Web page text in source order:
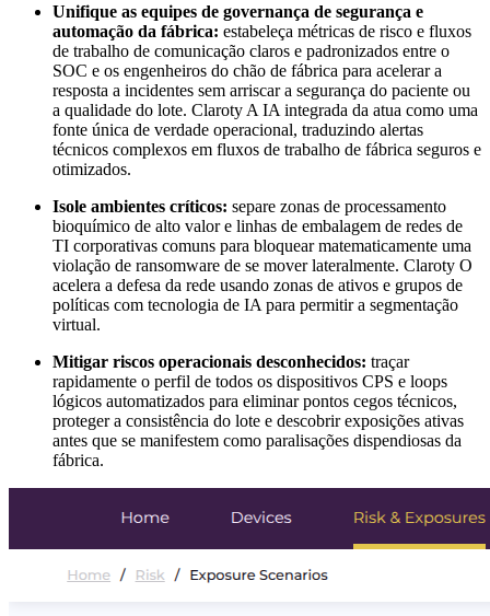
Unifique as equipes de governança de segurança e
automação da fábrica: estabeleça métricas de risco e fluxos
de trabalho de comunicação claros e padronizados entre o
SOC e os engenheiros do chão de fábrica para acelerar a
resposta a incidentes sem arriscar a segurança do paciente ou
a qualidade do lote. Claroty A IA integrada da atua como uma
fonte única de verdade operacional, traduzindo alertas
técnicos complexos em fluxos de trabalho de fábrica seguros e
otimizados.
Isole ambientes críticos: separe zonas de processamento
bioquímico de alto valor e linhas de embalagem de redes de
TI corporativas comuns para bloquear matematicamente uma
violação de ransomware de se mover lateralmente. Claroty O
acelera a defesa da rede usando zonas de ativos e grupos de
políticas com tecnologia de IA para permitir a segmentação
virtual.
Mitigar riscos operacionais desconhecidos: traçar
rapidamente o perfil de todos os dispositivos CPS e loops
lógicos automatizados para eliminar pontos cegos técnicos,
proteger a consistência do lote e descobrir exposições ativas
antes que se manifestem como paralisações dispendiosas da
fábrica.